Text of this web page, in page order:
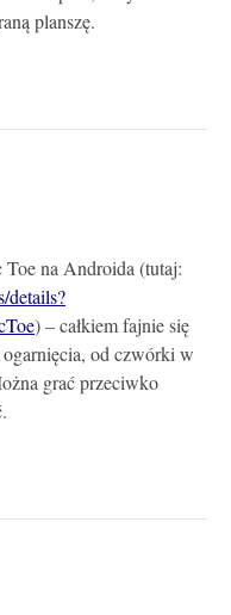
planszę.
Toe na Androida (tutaj:
details?
) – całkiem fajnie się
od czwórki w
grać przeciwko